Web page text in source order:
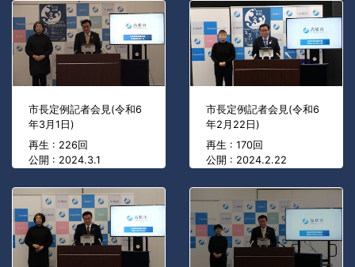
市長定例記者会見(令和6
年3月1日)
再生 : 226回
公開 : 2024.3.1
市長定例記者会見(令和6
年2月22日)
再生 : 170回
公開 : 2024.2.22